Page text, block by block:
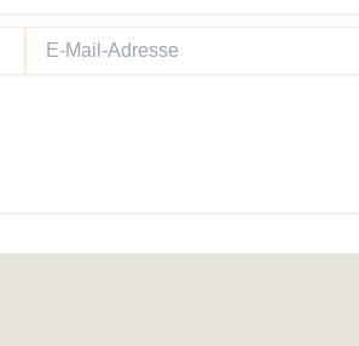
Mail-